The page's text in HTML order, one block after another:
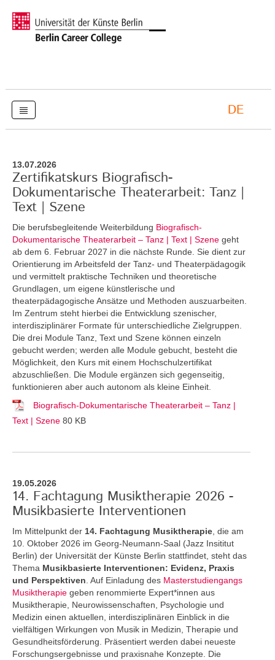
DE
13.07.2026
Zertifikatskurs Biografisch-
Dokumentarische Theaterarbeit: Tanz |
Text | Szene
Die berufsbegleitende Weiterbildung Biografisch-
Dokumentarische Theaterarbeit – Tanz | Text | Szene geht
ab dem 6. Februar 2027 in die nächste Runde. Sie dient zur
Orientierung im Arbeitsfeld der Tanz- und Theaterpädagogik
und vermittelt praktische Techniken und theoretische
Grundlagen, um eigene künstlerische und
theaterpädagogische Ansätze und Methoden auszuarbeiten.
Im Zentrum steht hierbei die Entwicklung szenischer,
interdisziplinärer Formate für unterschiedliche Zielgruppen.
Die drei Module Tanz, Text und Szene können einzeln
gebucht werden; werden alle Module gebucht, besteht die
Möglichkeit, den Kurs mit einem Hochschulzertifikat
abzuschließen. Die Module ergänzen sich gegenseitig,
funktionieren aber auch autonom als kleine Einheit.
Biografisch-Dokumentarische Theaterarbeit – Tanz |
Text | Szene 80 KB
19.05.2026
14. Fachtagung Musiktherapie 2026 -
Musikbasierte Interventionen
Im Mittelpunkt der 14. Fachtagung Musiktherapie , die am
10. Oktober 2026 im Georg-Neumann-Saal (Jazz Insititut
Berlin) der Universität der Künste Berlin stattfindet, steht das
Thema Musikbasierte Interventionen: Evidenz, Praxis
und Perspektiven . Auf Einladung des Masterstudiengangs
Musiktherapie geben renommierte Expert*innen aus
Musiktherapie, Neurowissenschaften, Psychologie und
Medizin einen aktuellen, interdisziplinären Einblick in die
vielfältigen Wirkungen von Musik in Medizin, Therapie und
Gesundheitsförderung. Präsentiert werden dabei neueste
Forschungsergebnisse und praxisnahe Konzepte. Die